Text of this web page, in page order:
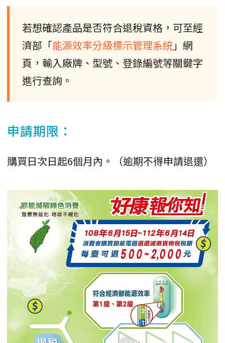
若想確認產品是否符合退稅資格，可至經
濟部「能源效率分級標示管理系統」網
頁，輸入廠牌、型號、登錄編號等關鍵字
進行查詢。
申請期限：
購買日次日起6個月內。（逾期不得申請退還）